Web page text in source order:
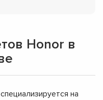
Honor в
на